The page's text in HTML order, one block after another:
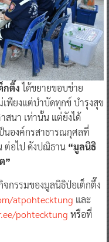
กตึ๊งได้ขยายขอบข่าย
เพียงแต่บำบัดทุกข์ บำรุงสุข
สนา เท่านั้น แต่ยังได้
องค์กรสาธารณกุศลที่
ต่อไป ดังปณิธาน “มูลนิธิ
”
กรรมของมูลนิธิป่อเต็กตึ๊ง
atpohtecktung และ
pohtecktung หรือที่